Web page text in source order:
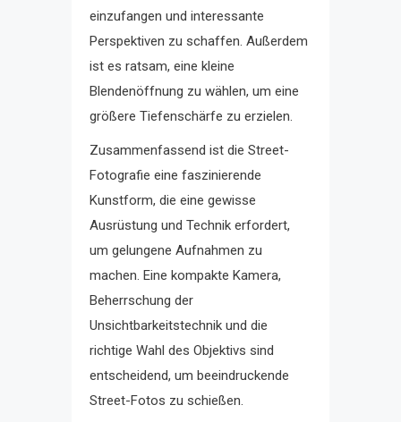
einzufangen und interessante
Perspektiven zu schaffen. Außerdem
ist es ratsam, eine kleine
Blendenöffnung zu wählen, um eine
größere Tiefenschärfe zu erzielen.
Zusammenfassend ist die Street-
Fotografie eine faszinierende
Kunstform, die eine gewisse
Ausrüstung und Technik erfordert,
um gelungene Aufnahmen zu
machen. Eine kompakte Kamera,
Beherrschung der
Unsichtbarkeitstechnik und die
richtige Wahl des Objektivs sind
entscheidend, um beeindruckende
Street-Fotos zu schießen.